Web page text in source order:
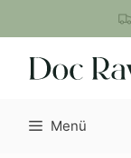
Inhalt
springen
Menü